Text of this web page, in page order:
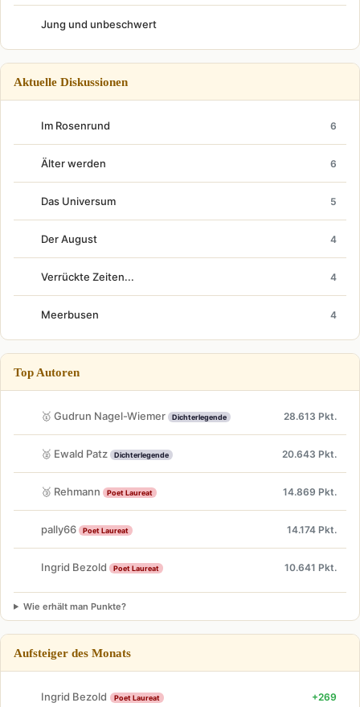
Jung und unbeschwert
Aktuelle Diskussionen
Im Rosenrund 6
Älter werden 6
Das Universum 5
Der August 4
Verrückte Zeiten... 4
Meerbusen 4
Top Autoren
🥇 Gudrun Nagel-Wiemer Dichterlegende 28.613 Pkt.
🥈 Ewald Patz Dichterlegende 20.643 Pkt.
🥉 Rehmann Poet Laureat 14.869 Pkt.
pally66 Poet Laureat 14.174 Pkt.
Ingrid Bezold Poet Laureat 10.641 Pkt.
Wie erhält man Punkte?
Aufsteiger des Monats
Ingrid Bezold Poet Laureat +269